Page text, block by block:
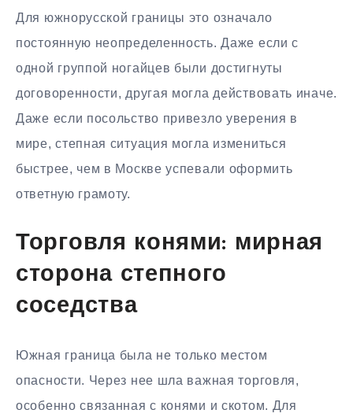
Для южнорусской границы это означало
постоянную неопределенность. Даже если с
одной группой ногайцев были достигнуты
договоренности, другая могла действовать иначе.
Даже если посольство привезло уверения в
мире, степная ситуация могла измениться
быстрее, чем в Москве успевали оформить
ответную грамоту.
Торговля конями: мирная
сторона степного
соседства
Южная граница была не только местом
опасности. Через нее шла важная торговля,
особенно связанная с конями и скотом. Для